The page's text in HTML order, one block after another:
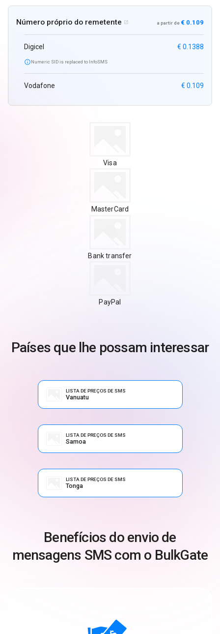
Número próprio do remetente  a partir de € 0.109
Digicel € 0.1388
Numeric SID is replaced to InfoSMS
Vodafone € 0.109
Visa
MasterCard
Bank transfer
PayPal
Países que lhe possam interessar
LISTA DE PREÇOS DE SMS
Vanuatu
LISTA DE PREÇOS DE SMS
Samoa
LISTA DE PREÇOS DE SMS
Tonga
Benefícios do envio de
mensagens SMS com o BulkGate